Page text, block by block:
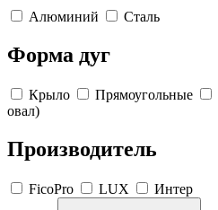
Алюминий Сталь
Форма дуг
Крыло Прямоугольные
овал)
Производитель
FicoPro LUX Интер